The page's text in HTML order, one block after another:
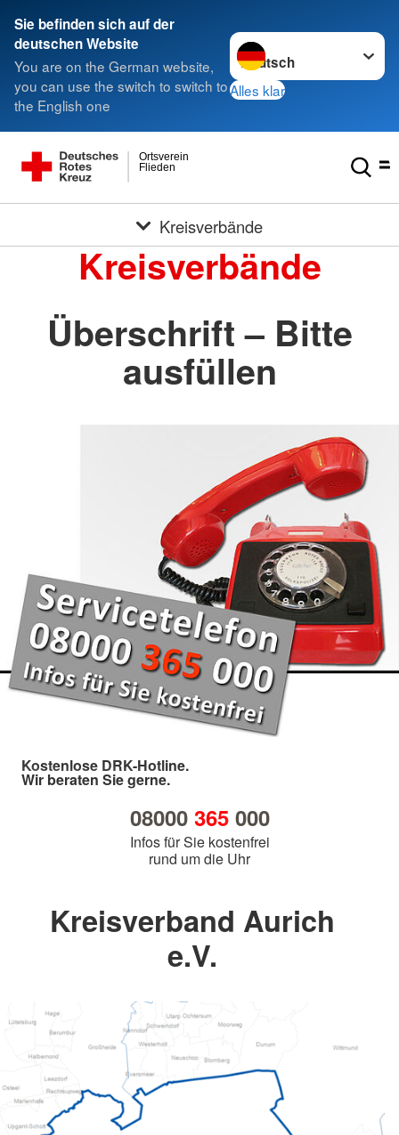
Sie befinden sich auf der
deutschen Website
You are on the German website,
you can use the switch to switch to
the English one
Sprache wechseln zu
Alles klar
Flieden
Ortsverein
Kreisverbände
Kreisverbände
Überschrift – Bitte
ausfüllen
Kostenlose DRK-Hotline.
Wir beraten Sie gerne.
08000 365000
Infos für Sie kostenfrei
rund um die Uhr
Kreisverband Aurich
e.V.